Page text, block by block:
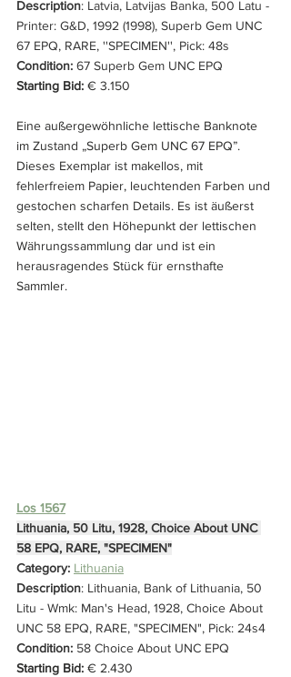
Description: Latvia, Latvijas Banka, 500 Latu -
Printer: G&D, 1992 (1998), Superb Gem UNC
67 EPQ, RARE, ''SPECIMEN'', Pick: 48s
Condition: 67 Superb Gem UNC EPQ
Starting Bid: € 3.150
Eine außergewöhnliche lettische Banknote
im Zustand „Superb Gem UNC 67 EPQ”.
Dieses Exemplar ist makellos, mit
fehlerfreiem Papier, leuchtenden Farben und
gestochen scharfen Details. Es ist äußerst
selten, stellt den Höhepunkt der lettischen
Währungssammlung dar und ist ein
herausragendes Stück für ernsthafte
Sammler.
Los 1567
Lithuania, 50 Litu, 1928, Choice About UNC
58 EPQ, RARE, "SPECIMEN"
Category: Lithuania
Description: Lithuania, Bank of Lithuania, 50
Litu - Wmk: Man's Head, 1928, Choice About
UNC 58 EPQ, RARE, "SPECIMEN", Pick: 24s4
Condition: 58 Choice About UNC EPQ
Starting Bid: € 2.430